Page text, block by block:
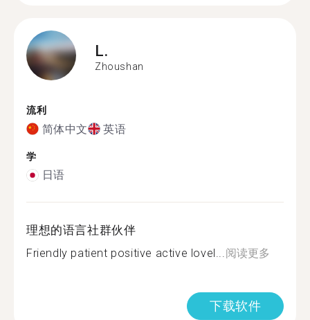
L.
Zhoushan
流利
简体中文 英语
学
日语
理想的语言社群伙伴
Friendly patient positive active lovel...阅读更多
下载软件